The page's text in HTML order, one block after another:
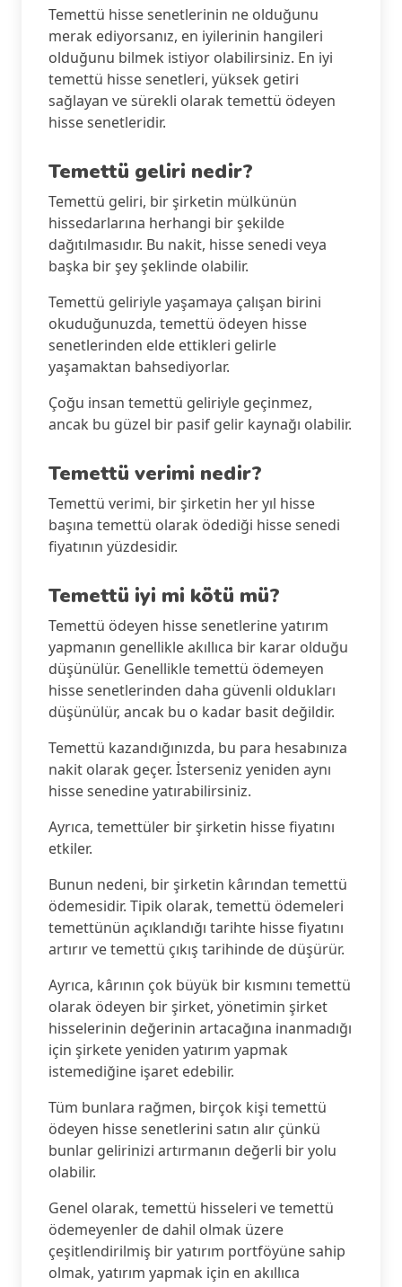
Temettü hisse senetlerinin ne olduğunu
merak ediyorsanız, en iyilerinin hangileri
olduğunu bilmek istiyor olabilirsiniz. En iyi
temettü hisse senetleri, yüksek getiri
sağlayan ve sürekli olarak temettü ödeyen
hisse senetleridir.
Temettü geliri nedir?
Temettü geliri, bir şirketin mülkünün
hissedarlarına herhangi bir şekilde
dağıtılmasıdır. Bu nakit, hisse senedi veya
başka bir şey şeklinde olabilir.
Temettü geliriyle yaşamaya çalışan birini
okuduğunuzda, temettü ödeyen hisse
senetlerinden elde ettikleri gelirle
yaşamaktan bahsediyorlar.
Çoğu insan temettü geliriyle geçinmez,
ancak bu güzel bir pasif gelir kaynağı olabilir.
Temettü verimi nedir?
Temettü verimi, bir şirketin her yıl hisse
başına temettü olarak ödediği hisse senedi
fiyatının yüzdesidir.
Temettü iyi mi kötü mü?
Temettü ödeyen hisse senetlerine yatırım
yapmanın genellikle akıllıca bir karar olduğu
düşünülür. Genellikle temettü ödemeyen
hisse senetlerinden daha güvenli oldukları
düşünülür, ancak bu o kadar basit değildir.
Temettü kazandığınızda, bu para hesabınıza
nakit olarak geçer. İsterseniz yeniden aynı
hisse senedine yatırabilirsiniz.
Ayrıca, temettüler bir şirketin hisse fiyatını
etkiler.
Bunun nedeni, bir şirketin kârından temettü
ödemesidir. Tipik olarak, temettü ödemeleri
temettünün açıklandığı tarihte hisse fiyatını
artırır ve temettü çıkış tarihinde de düşürür.
Ayrıca, kârının çok büyük bir kısmını temettü
olarak ödeyen bir şirket, yönetimin şirket
hisselerinin değerinin artacağına inanmadığı
için şirkete yeniden yatırım yapmak
istemediğine işaret edebilir.
Tüm bunlara rağmen, birçok kişi temettü
ödeyen hisse senetlerini satın alır çünkü
bunlar gelirinizi artırmanın değerli bir yolu
olabilir.
Genel olarak, temettü hisseleri ve temettü
ödemeyenler de dahil olmak üzere
çeşitlendirilmiş bir yatırım portföyüne sahip
olmak, yatırım yapmak için en akıllıca